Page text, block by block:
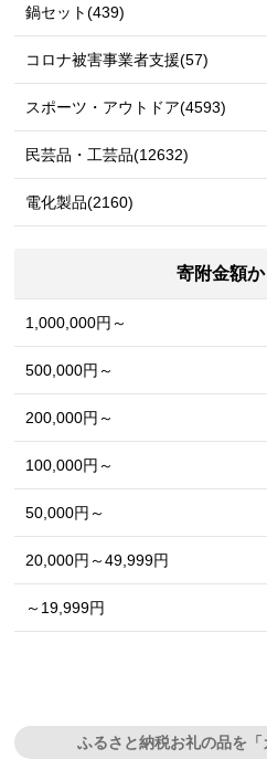
鍋セット(439)
コロナ被害事業者支援(57)
スポーツ・アウトドア(4593)
民芸品・工芸品(12632)
電化製品(2160)
寄附金額
1,000,000円～
500,000円～
200,000円～
100,000円～
50,000円～
20,000円～49,999円
～19,999円
ふるさと納税お礼の品を